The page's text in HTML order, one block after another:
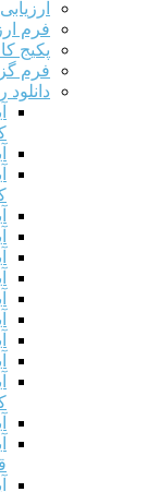
فرم
پکیج
فرم